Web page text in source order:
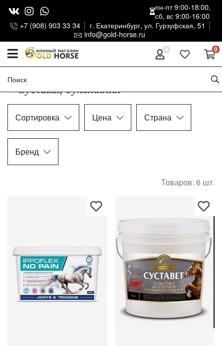
+7 (908) 903 33 34
г. Екатеринбург, ул. Гурзуфская, 51
info@gold-horse.ru
пн-пт 9:00-18:00,
сб, вс 9:00-16:00
0
Суставы, сухожилия
Сортировка Цена Страна
Бренд
Товаров: 6 шт.